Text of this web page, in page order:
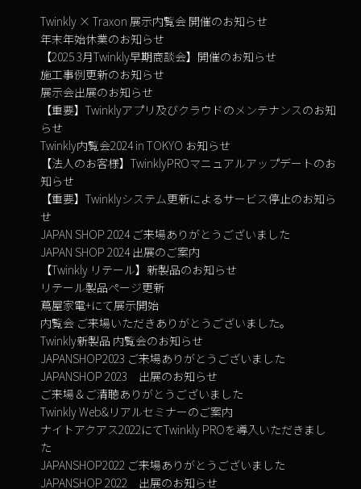
Twinkly × Traxon 展示内覧会 開催のお知らせ
年末年始休業のお知らせ
【2025 3月Twinkly早期商談会】開催のお知らせ
施工事例更新のお知らせ
展示会出展のお知らせ
【重要】Twinklyアプリ及びクラウドのメンテナンスのお知
らせ
Twinkly内覧会2024 in TOKYO お知らせ
【法人のお客様】TwinklyPROマニュアルアップデートのお
知らせ
【重要】Twinklyシステム更新によるサービス停止のお知ら
せ
JAPAN SHOP 2024 ご来場ありがとうございました
JAPAN SHOP 2024 出展のご案内
【Twinkly リテール】新製品のお知らせ
リテール製品ページ更新
蔦屋家電+にて展示開始
内覧会 ご来場いただきありがとうございました。
Twinkly新製品 内覧会のお知らせ
JAPANSHOP2023 ご来場ありがとうございました
JAPANSHOP 2023 出展のお知らせ
ご来場＆ご清聴ありがとうございました
Twinkly Web&リアルセミナーのご案内
ナイトアクアス2022にてTwinkly PROを導入いただきまし
た
JAPANSHOP2022 ご来場ありがとうございました
JAPANSHOP 2022 出展のお知らせ